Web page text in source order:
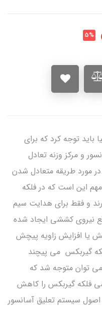
5%
توجه کرد که برای
و مرکز وزنه تعادل
مورد طریقه متعادل شدن
این است که در فلکه
و فقط برای هدایت سیم
نیروی کششی ایجاد شده
یا افزایش زاویه پیچش
گیربکس می پیچند
توان متوجه شد که
فلکه گیربکس را کاهش
سیستم تعلیق آسانسور